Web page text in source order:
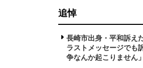
追悼
長崎市出身・平和訴え
ラストメッセージで
争なんか起こりません」